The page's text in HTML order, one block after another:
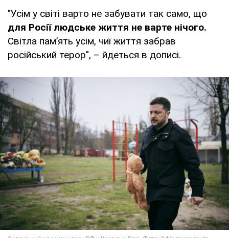
"Усім у світі варто не забувати так само, що
для Росії людське життя не варте нічого.
Світла памʼять усім, чиї життя забрав
російський терор", – йдеться в дописі.